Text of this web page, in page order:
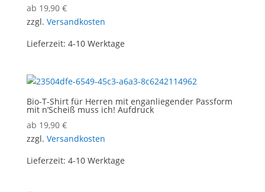
ab 19,90 €
zzgl. Versandkosten
Lieferzeit: 4-10 Werktage
Bio-T-Shirt für Herren mit enganliegender Passform
mit n’Scheiß muss ich! Aufdruck
ab 19,90 €
zzgl. Versandkosten
Lieferzeit: 4-10 Werktage